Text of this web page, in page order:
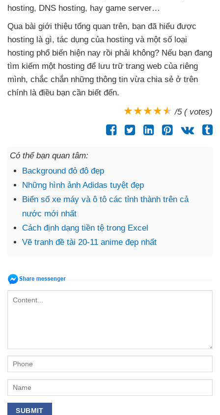
hosting, DNS hosting, hay game server…
Qua bài giới thiệu tổng quan trên, bạn đã hiểu được
hosting là gì, tác dụng của hosting và một số loại
hosting phổ biến hiện nay rồi phải không? Nếu bạn đang
tìm kiếm một hosting để lưu trữ trang web của riêng
mình, chắc chắn những thông tin vừa chia sẻ ở trên
chính là điều bạn cần biết đến.
/5 ( votes)
Có thể bạn quan tâm:
Background đỏ đô đẹp
Những hình ảnh Adidas tuyệt đẹp
Biển số xe máy và ô tô các tỉnh thành trên cả
nước mới nhất
Cách định dạng tiền tệ trong Excel
Vẽ tranh đề tài 20-11 anime đẹp nhất